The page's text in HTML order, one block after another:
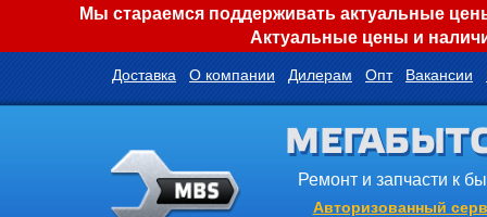
Мы стараемся поддерживать актуальные
Актуальные цены и
Доставка О компании Дилерам Опт Вакансии
Ремонт и запчасти к
Авторизованный